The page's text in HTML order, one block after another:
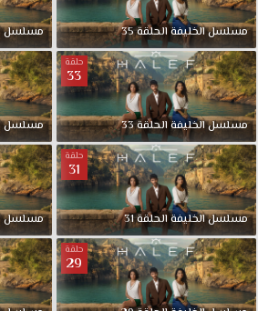
مسلسل الخليفة الحلقة 35 مسلسل
حلقة
33
مسلسل الخليفة الحلقة 33 مسلسل
حلقة
31
مسلسل الخليفة الحلقة 31 مسلسل
حلقة
29